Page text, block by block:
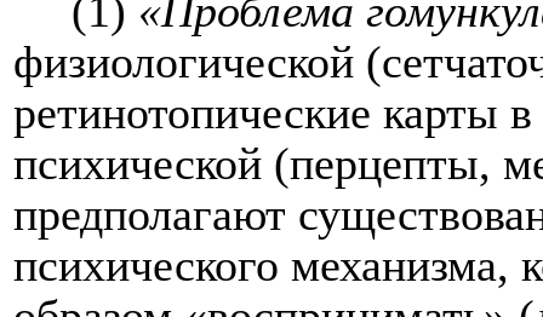
(1) «Проблема
физиологической
ретинотопические карты
психической (перцепты,
предполагают
психического механизма,